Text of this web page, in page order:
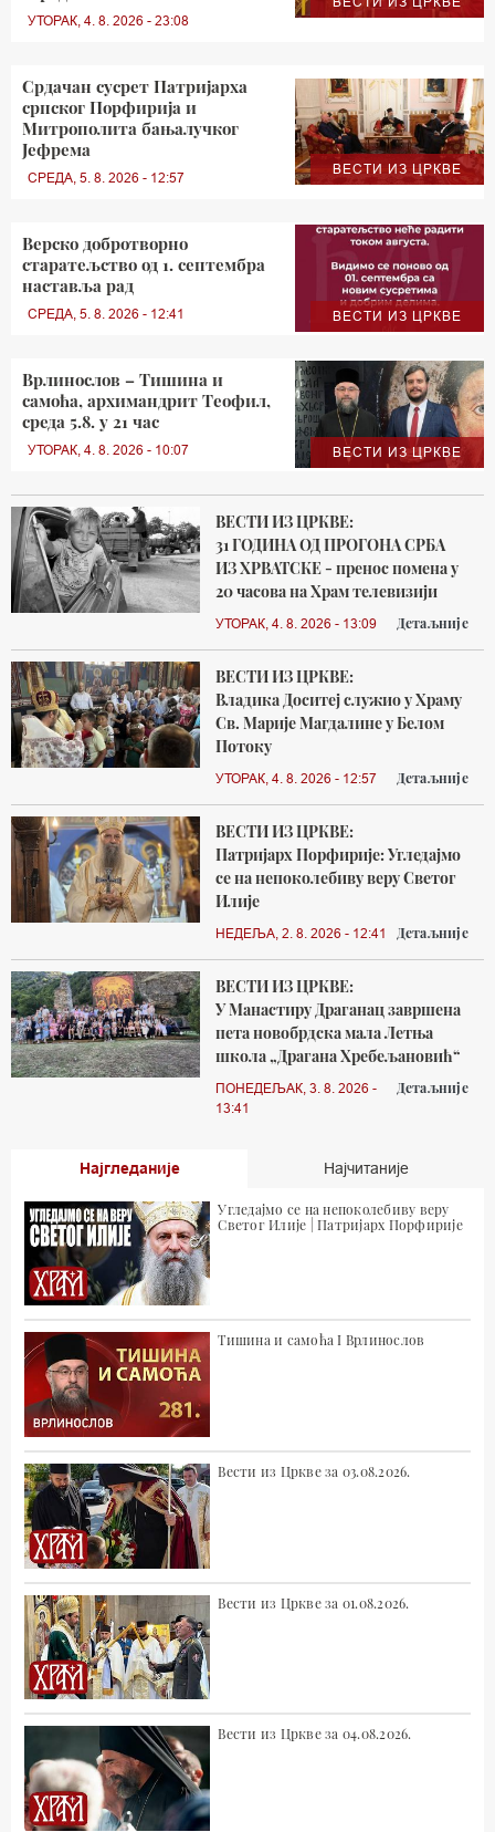
УТОРАК, 4. 8. 2026 - 23:08
ВЕСТИ ИЗ ЦРКВЕ
Срдачан сусрет Патријарха
српског Порфирија и
Митрополита бањалучког
Јефрема
СРЕДА, 5. 8. 2026 - 12:57
ВЕСТИ ИЗ ЦРКВЕ
Верско добротворно
старатељство од 1. септембра
наставља рад
СРЕДА, 5. 8. 2026 - 12:41
ВЕСТИ ИЗ ЦРКВЕ
Врлинослов – Тишина и
самоћа, архимандрит Теофил,
среда 5.8. у 21 час
УТОРАК, 4. 8. 2026 - 10:07
ВЕСТИ ИЗ ЦРКВЕ:
31 ГОДИНА ОД ПРОГОНА СРБА
ИЗ ХРВАТСКЕ - пренос помена у
20 часова на Храм телевизији
УТОРАК, 4. 8. 2026 - 13:09 Детаљније
ВЕСТИ ИЗ ЦРКВЕ:
Владика Доситеј служио у Храму
Св. Марије Магдалине у Белом
Потоку
УТОРАК, 4. 8. 2026 - 12:57 Детаљније
ВЕСТИ ИЗ ЦРКВЕ:
Патријарх Порфирије: Угледајмо
се на непоколебиву веру Светог
Илије
НЕДЕЉА, 2. 8. 2026 - 12:41 Детаљније
ВЕСТИ ИЗ ЦРКВЕ:
У Манастиру Драганац завршена
пета новобрдска мала Летња
школа „Драгана Хребељановић“
ПОНЕДЕЉАК, 3. 8. 2026 -
13:41
Детаљније
Најгледаније Најчитаније
Угледајмо се на непоколебиву веру
Светог Илије | Патријарх Порфирије
Тишина и самоћа I Врлинослов
Вести из Цркве за 03.08.2026.
Вести из Цркве за 01.08.2026.
Вести из Цркве за 04.08.2026.